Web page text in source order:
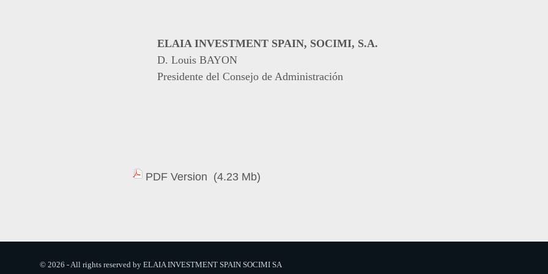
ELAIA INVESTMENT SPAIN, SOCIMI, S.A.
D. Louis BAYON
Presidente del Consejo de Administración
PDF Version (4.23 Mb)
© 2026 - All rights reserved by ELAIA INVESTMENT SPAIN SOCIMI SA